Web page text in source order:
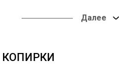
Вы можете забрать заказ
в наших офисах или